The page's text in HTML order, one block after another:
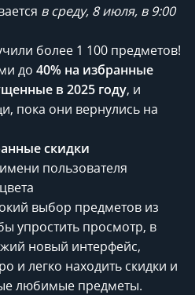
в среду, 8 июля, в 9:00
более 1 100 предметов!
до 40% на избранные
в 2025 году, и
пока они вернулись на
скидки
пользователя
выбор предметов из
упростить просмотр, в
новый интерфейс,
и легко находить скидки и
любимые предметы.